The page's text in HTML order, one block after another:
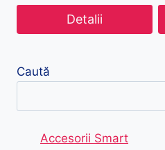
Detalii
Caută
Accesorii Smart